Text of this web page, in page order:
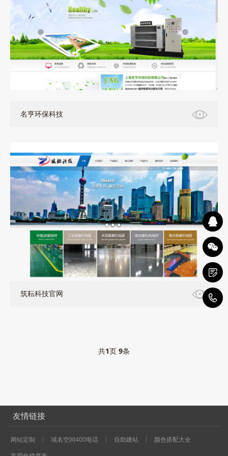
名亨环保科技
筑耘科技官网
共1页 9条
友情链接
网站定制 域名空间400电话 自助建站
颜色搭配大全